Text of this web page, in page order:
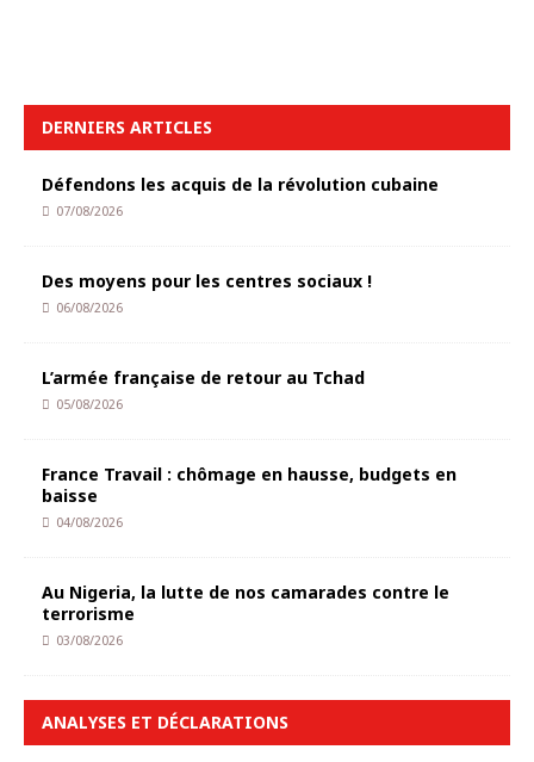
DERNIERS ARTICLES
Défendons les acquis de la révolution cubaine
07/08/2026
Des moyens pour les centres sociaux !
06/08/2026
L’armée française de retour au Tchad
05/08/2026
France Travail : chômage en hausse, budgets en
baisse
04/08/2026
Au Nigeria, la lutte de nos camarades contre le
terrorisme
03/08/2026
ANALYSES ET DÉCLARATIONS